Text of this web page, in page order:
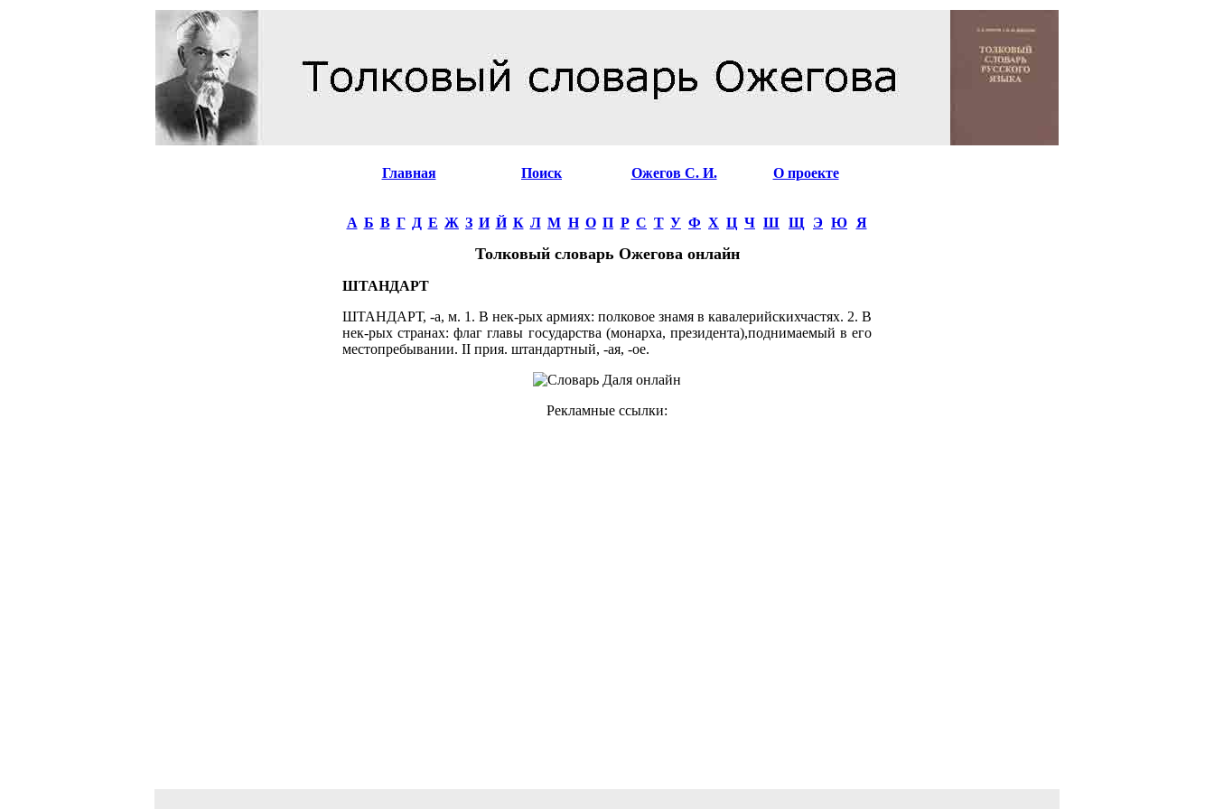
Главная Поиск Ожегов С. И. О проекте
А Б В Г Д Е Ж З И Й К Л М Н О П Р С Т У Ф Х Ц Ч Ш Щ Э Ю Я
Толковый словарь Ожегова онлайн
ШТАНДАРТ
ШТАНДАРТ, -а, м. 1. В нек-рых армиях: полковое знамя в кавалерийскихчастях. 2. В
нек-рых странах: флаг главы государства (монарха, президента),поднимаемый в его
местопребывании. II прия. штандартный, -ая, -ое.
Рекламные ссылки: